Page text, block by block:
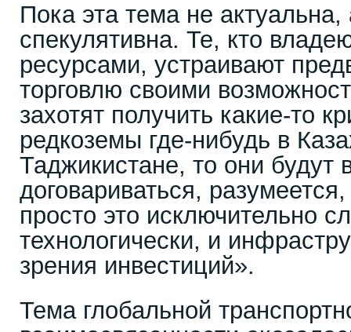
Пока эта тема не
спекулятивна. Те, кто
ресурсами, устраивают
торговлю своими
захотят получить какие-то
редкоземы где-нибудь в
Таджикистане, то они будут
договариваться,
просто это исключительно
технологически, и
зрения инвестиций».
Тема глобальной